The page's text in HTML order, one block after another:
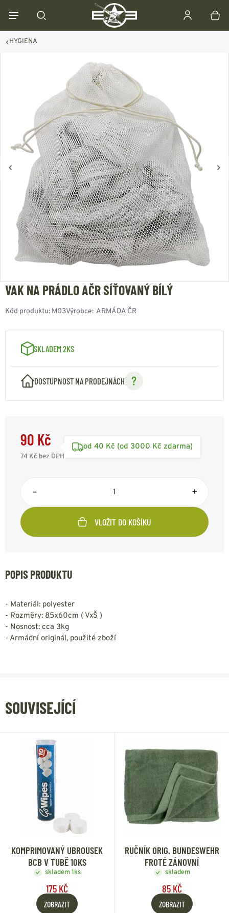
HYGIENA
VAK NA PRÁDLO AČR SÍŤOVANÝ BÍLÝ
Kód produktu: M03Výrobce: ARMÁDA ČR
SKLADEM 2KS
DOSTUPNOST NA PRODEJNÁCH
90 Kč
74 Kč bez DPH
od 40 Kč (od 3000 Kč zdarma)
– +
VLOŽIT DO KOŠÍKU
POPIS PRODUKTU
- Materiál: polyester
- Rozměry: 85x60cm ( VxŠ )
- Nosnost: cca 3kg
- Armádní originál, použité zboží
SOUVISEJÍCÍ
KOMPRIMOVANÝ UBROUSEK
BCB V TUBĚ 10KS
skladem 1ks
175 KČ
ZOBRAZIT
RUČNÍK ORIG. BUNDESWEHR
FROTÉ ZÁNOVNÍ
skladem
85 KČ
ZOBRAZIT